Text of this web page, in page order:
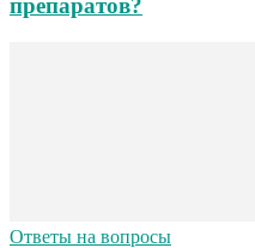
препаратов?
Ответы на вопросы